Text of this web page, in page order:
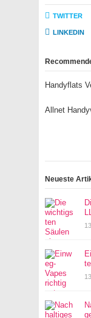
TWITTER
LINKEDIN
Handyflats
Allnet
Neueste